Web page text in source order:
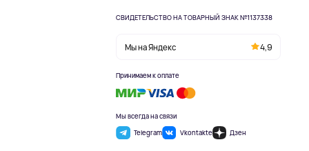
СВИДЕТЕЛЬСТВО НА ТОВАРНЫЙ ЗНАК №1137338
Мы на Яндекс 4,9
Принимаем к оплате
Мы всегда на связи
Telegram
Vkontakte Дзен